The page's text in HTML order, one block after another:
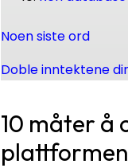
Noen siste ord
Doble inntektene
10 måter å